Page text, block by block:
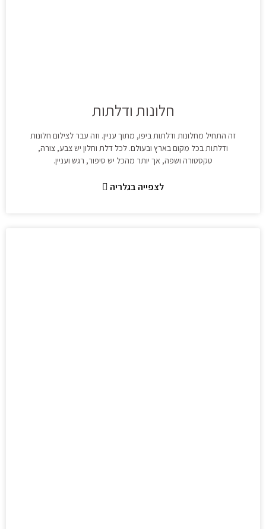
חלונות ודלתות
זה התחיל מחלונות ודלתות ביפו, מתוך עניין. וזה עבר לצילום חלונות
ודלתות בכל מקום בארץ ובעולם. לכל דלת וחלון יש צבע, צורה,
טקסטורה ושפה, אך יותר מהכל יש סיפור, רגש ועניין.
לצפייה בגלריה